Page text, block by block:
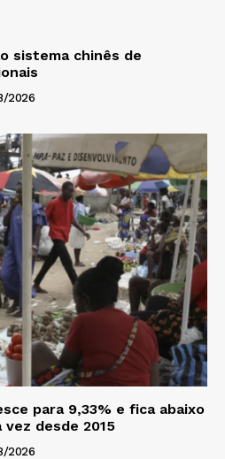
sistema chinês de
2026
para 9,33% e fica abaixo
vez desde 2015
2026